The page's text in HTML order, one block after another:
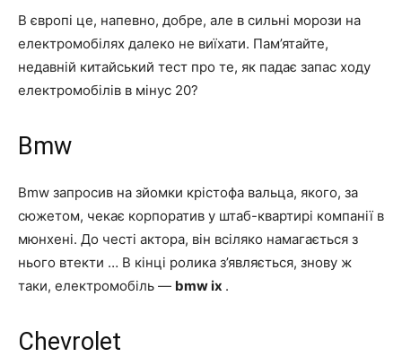
В європі це, напевно, добре, але в сильні морози на
електромобілях далеко не виїхати. Пам’ятайте,
недавній китайський тест про те, як падає запас ходу
електромобілів в мінус 20?
Bmw
Bmw запросив на зйомки крістофа вальца, якого, за
сюжетом, чекає корпоратив у штаб-квартирі компанії в
мюнхені. До честі актора, він всіляко намагається з
нього втекти … В кінці ролика з’являється, знову ж
таки, електромобіль — bmw ix .
Chevrolet